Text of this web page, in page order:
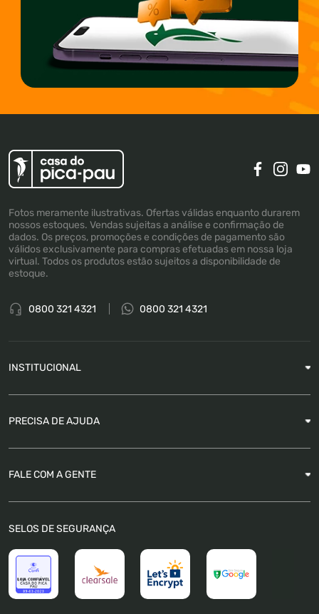
Fotos meramente ilustrativas. Ofertas válidas enquanto durarem
nossos estoques. Vendas sujeitas a análise e confirmação de
dados. Os preços, promoções e condições de pagamento são
válidos exclusivamente para compras efetuadas em nossa loja
virtual. Todos os produtos estão sujeitos a disponibilidade de
estoque.
0800 321 4321 0800 321 4321
INSTITUCIONAL
PRECISA DE AJUDA
FAQ
Trocas e Devoluções
Política de Pagamento
Política de Privacidade
FALE COM A GENTE
SELOS DE SEGURANÇA